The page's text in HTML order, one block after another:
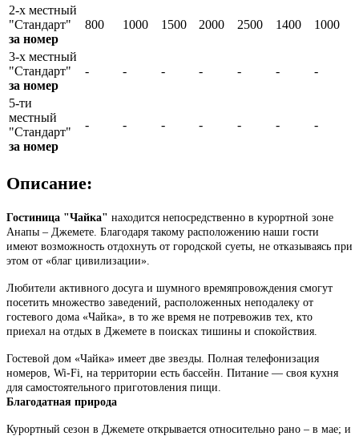
2-х местный
"Стандарт"
за номер
800 1000 1500 2000 2500 1400 1000
3-х местный
"Стандарт"
за номер
- - - - - - -
5-ти
местный
"Стандарт"
за номер
- - - - - - -
Описание:
Гостиница "Чайка" находится непосредственно в курортной зоне
Анапы – Джемете. Благодаря такому расположению наши гости
имеют возможность отдохнуть от городской суеты, не отказываясь при
этом от «благ цивилизации».
Любители активного досуга и шумного времяпровождения смогут
посетить множество заведений, расположенных неподалеку от
гостевого дома «Чайка», в то же время не потревожив тех, кто
приехал на отдых в Джемете в поисках тишины и спокойствия.
Гостевой дом «Чайка» имеет две звезды. Полная телефонизация
номеров, Wi-Fi, на территории есть бассейн. Питание — своя кухня
для самостоятельного приготовления пищи.
Благодатная природа
Курортный сезон в Джемете открывается относительно рано – в мае; и